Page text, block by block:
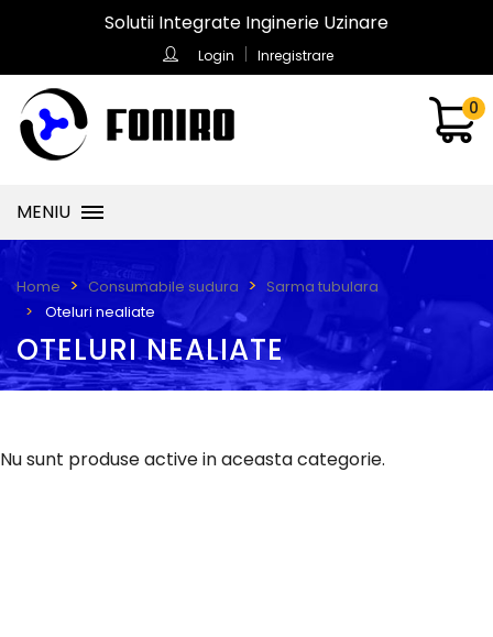
Solutii Integrate Inginerie Uzinare
Login Inregistrare
0
MENIU
Home Consumabile sudura
Sarma tubulara
Oteluri nealiate
OTELURI NEALIATE
Nu sunt produse active in aceasta categorie.